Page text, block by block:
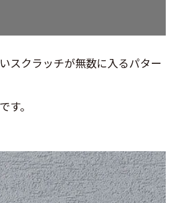
スクラッチが無数に入るパター
。